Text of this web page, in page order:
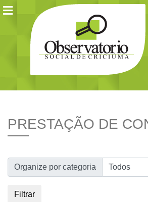
PRESTAÇÃO DE
Organize por categoria
Filtrar